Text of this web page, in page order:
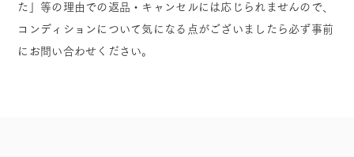
た」等の理由での返品・キャンセルには応じられませんので、
コンディションについて気になる点がございましたら必ず事前
にお問い合わせください。